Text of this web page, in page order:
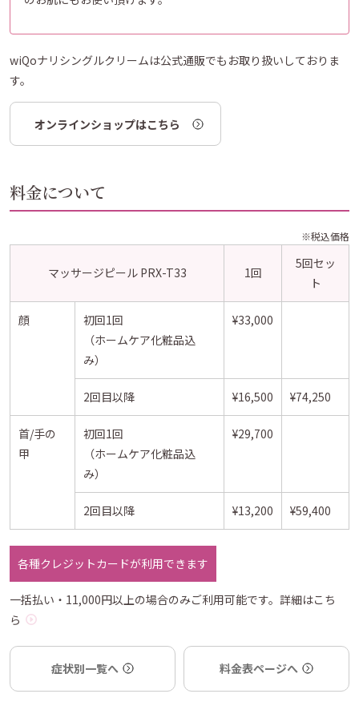
wiQoナリシングルクリームは公式通販でもお取り扱いしておりま
す。
オンラインショップはこちら
料金について
※税込価格
マッサージピール PRX-T33 1回
5回セッ
ト
顔
初回1回
（ホームケア化粧品込
み）
¥33,000
2回目以降 ¥16,500 ¥74,250
首/手の
甲
初回1回
（ホームケア化粧品込
み）
¥29,700
2回目以降 ¥13,200 ¥59,400
各種クレジットカードが利用できます
一括払い・11,000円以上の場合のみご利用可能です。 詳細はこち
ら
症状別一覧へ 料金表ページへ